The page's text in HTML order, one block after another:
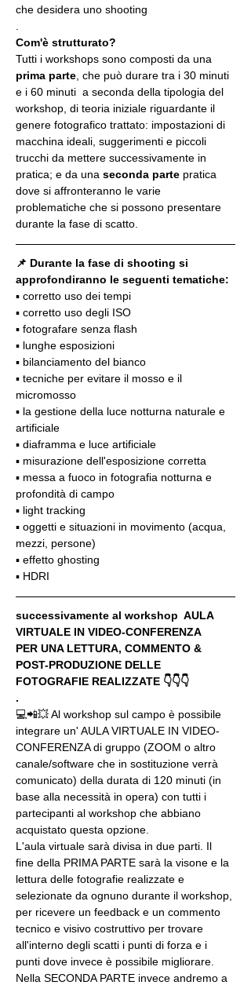
che desidera uno shooting
Com'è strutturato?
Tutti i workshops sono composti da una
prima parte , che può durare tra i 30 minuti
e i 60 minuti  a seconda della tipologia del
workshop, di teoria iniziale riguardante il
genere fotografico trattato: impostazioni di
macchina ideali, suggerimenti e piccoli
trucchi da mettere successivamente in
pratica; e da una seconda parte pratica
dove si affronteranno le varie
problematiche che si possono presentare
durante la fase di scatto.
📌 Durante la fase di shooting si
approfondiranno le seguenti tematiche:
▪️ corretto uso dei tempi
▪️ corretto uso degli ISO
▪️ fotografare senza flash
▪️ lunghe esposizioni
▪️ bilanciamento del bianco
▪️ tecniche per evitare il mosso e il
micromosso
▪️ la gestione della luce notturna naturale e
artificiale
▪️ diaframma e luce artificiale
▪️ misurazione dell'esposizione corretta
▪️ messa a fuoco in fotografia notturna e
profondità di campo
▪️ light tracking
▪️ oggetti e situazioni in movimento (acqua,
mezzi, persone)
▪️ effetto ghosting
▪️ HDRI
successivamente al workshop  AULA
VIRTUALE IN VIDEO-CONFERENZA
PER UNA LETTURA, COMMENTO &
POST-PRODUZIONE DELLE
FOTOGRAFIE REALIZZATE 👇👇👇
.
💻📲💥 Al workshop sul campo è possibile
integrare un' AULA VIRTUALE IN VIDEO-
CONFERENZA di gruppo (ZOOM o altro
canale/software che in sostituzione verrà
comunicato) della durata di 120 minuti (in
base alla necessità in opera) con tutti i
partecipanti al workshop che abbiano
acquistato questa opzione.
L'aula virtuale sarà divisa in due parti. Il
fine della PRIMA PARTE sarà la visone e la
lettura delle fotografie realizzate e
selezionate da ognuno durante il workshop,
per ricevere un feedback e un commento
tecnico e visivo costruttivo per trovare
all'interno degli scatti i punti di forza e i
punti dove invece è possibile migliorare.
Nella SECONDA PARTE invece andremo a